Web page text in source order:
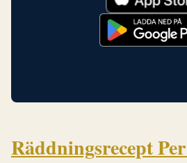
Räddningsrecept